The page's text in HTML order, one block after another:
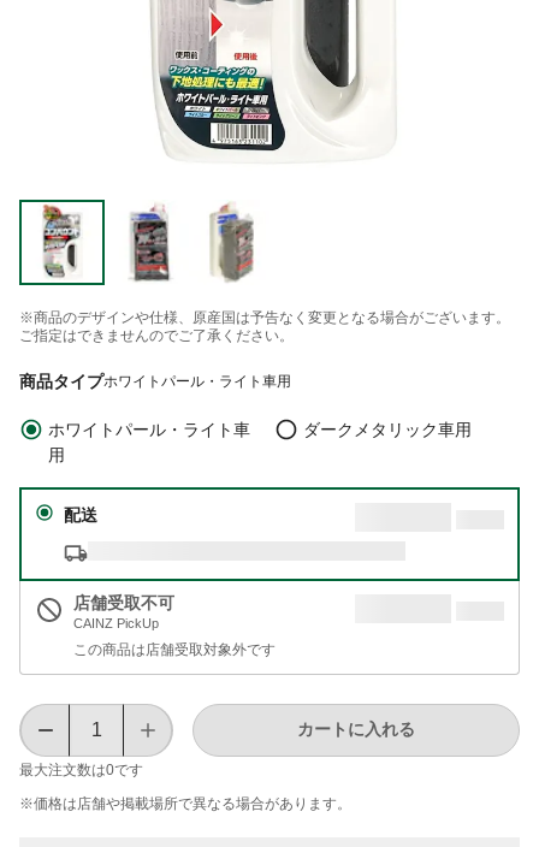
※商品のデザインや仕様、原産国は予告なく変更となる場合がございます。
ご指定はできませんのでご了承ください。
商品タイプホワイトパール・ライト車用
ホワイトパール・ライト車
用
ダークメタリック車用
配送
店舗受取不可
CAINZ PickUp
この商品は店舗受取対象外です
最大注文数は0です
カートに入れる
※価格は​店舗や​掲載場所で​異なる​場合が​あります。